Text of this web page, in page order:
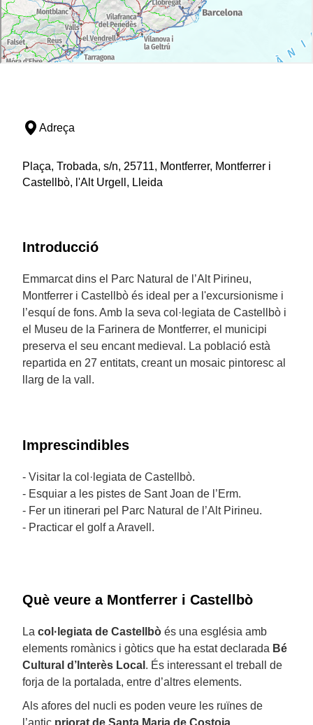
Adreça
Plaça, Trobada, s/n, 25711, Montferrer, Montferrer i
Castellbò, l'Alt Urgell, Lleida
Introducció
Emmarcat dins el Parc Natural de l’Alt Pirineu,
Montferrer i Castellbò és ideal per a l'excursionisme i
l’esquí de fons. Amb la seva col·legiata de Castellbò i
el Museu de la Farinera de Montferrer, el municipi
preserva el seu encant medieval. La població està
repartida en 27 entitats, creant un mosaic pintoresc al
llarg de la vall.
Imprescindibles
- Visitar la col·legiata de Castellbò.
- Esquiar a les pistes de Sant Joan de l’Erm.
- Fer un itinerari pel Parc Natural de l’Alt Pirineu.
- Practicar el golf a Aravell.
Què veure a Montferrer i Castellbò
La col·legiata de Castellbò és una església amb
elements romànics i gòtics que ha estat declarada Bé
Cultural d’Interès Local . És interessant el treball de
forja de la portalada, entre d’altres elements.
Als afores del nucli es poden veure les ruïnes de
l’antic priorat de Santa Maria de Costoja